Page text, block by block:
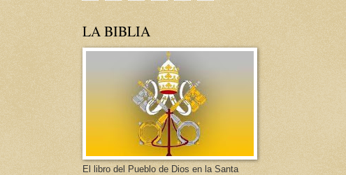
LA BIBLIA
El libro del Pueblo de Dios en la Santa